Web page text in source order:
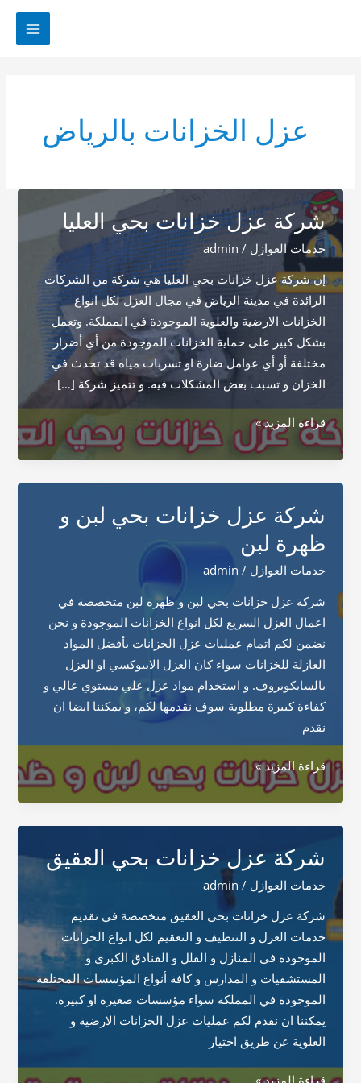
عزل الخزانات بالرياض
شركة عزل خزانات بحي العليا
خدمات العوازل /
admin
إن شركة عزل خزانات بحي العليا هي شركة من الشركات
الرائدة في مدينة الرياض في مجال العزل لكل انواع
الخزانات الارضية والعلوية الموجودة في المملكة. وتعمل
بشكل كبير على حماية الخزانات الموجودة من أي أضرار
مختلفة أو أي عوامل ضارة او تسربات مياه قد تحدث في
الخزان و تسبب بعض المشكلات فيه. و تتميز شركة […]
شركة
عزل
خزانات
بحي
العليا
قراءة المزيد »
شركة عزل خزانات بحي لبن و
ظهرة لبن
خدمات العوازل /
admin
شركة عزل خزانات بحي لبن و ظهرة لبن متخصصة في
اعمال العزل السريع لكل انواع الخزانات الموجودة و نحن
نضمن لكم اتمام عمليات عزل الخزانات بأفضل المواد
العازلة للخزانات سواء كان العزل الايبوكسي او العزل
بالسايكوبروف. و استخدام مواد عزل علي مستوي عالي و
كفاءة كبيرة مطلوبة سوف نقدمها لكم، و يمكننا ايضا ان
نقدم
شركة
عزل
خزانات
بحي
لبن
و
ظهرة
لبن
قراءة المزيد »
شركة عزل خزانات بحي العقيق
خدمات العوازل /
admin
شركة عزل خزانات بحي العقيق متخصصة في تقديم
خدمات العزل و التنظيف و التعقيم لكل انواع الخزانات
الموجودة في المنازل و الفلل و الفنادق الكبري و
المستشفيات و المدارس و كافة أنواع المؤسسات المختلفة
الموجودة في المملكة سواء مؤسسات صغيرة او كبيرة.
يمكننا ان نقدم لكم عمليات عزل الخزانات الارضية و
العلوية عن طريق اختيار
شركة